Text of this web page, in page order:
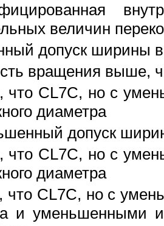
величин
допуск ширины
вращения выше,
что CL7C, но с
диаметра
допуск
что CL7C, но с
диаметра
что CL7C, но с
и уменьшенными